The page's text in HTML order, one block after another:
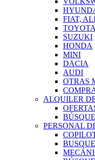
FIAT,
TOYOTA
SUZUKI
HONDA
MINI
DACIA
AUDI
OTRAS
ALQUILER
PERSONAL